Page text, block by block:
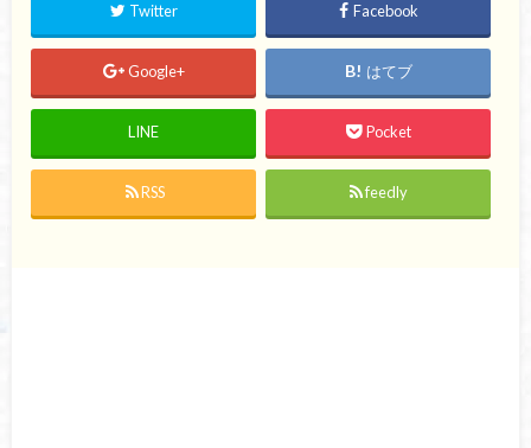
Twitter Facebook
Google+ はてブ
LINE Pocket
RSS feedly